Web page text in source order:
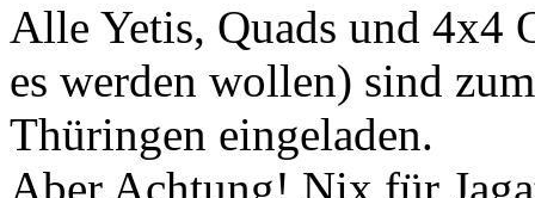
Alle Yetis, Quads und 4x4
es werden wollen) sind
Thüringen eingeladen.
Aber Achtung! Nix für